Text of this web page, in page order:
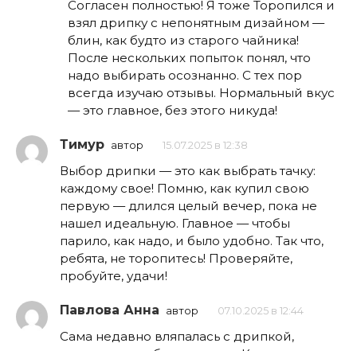
Согласен полностью! Я тоже Торопился и
взял дрипку с непонятным дизайном —
блин, как будто из старого чайника!
После нескольких попыток понял, что
надо выбирать осознанно. С тех пор
всегда изучаю отзывы. Нормальный вкус
— это главное, без этого никуда!
Тимур автор 15.07.2025 в 12:38
Выбор дрипки — это как выбрать тачку:
каждому свое! Помню, как купил свою
первую — длился целый вечер, пока не
нашел идеальную. Главное — чтобы
парило, как надо, и было удобно. Так что,
ребята, не торопитесь! Проверяйте,
пробуйте, удачи!
Павлова Анна автор 07.10.2025 в 12:44
Сама недавно вляпалась с дрипкой,